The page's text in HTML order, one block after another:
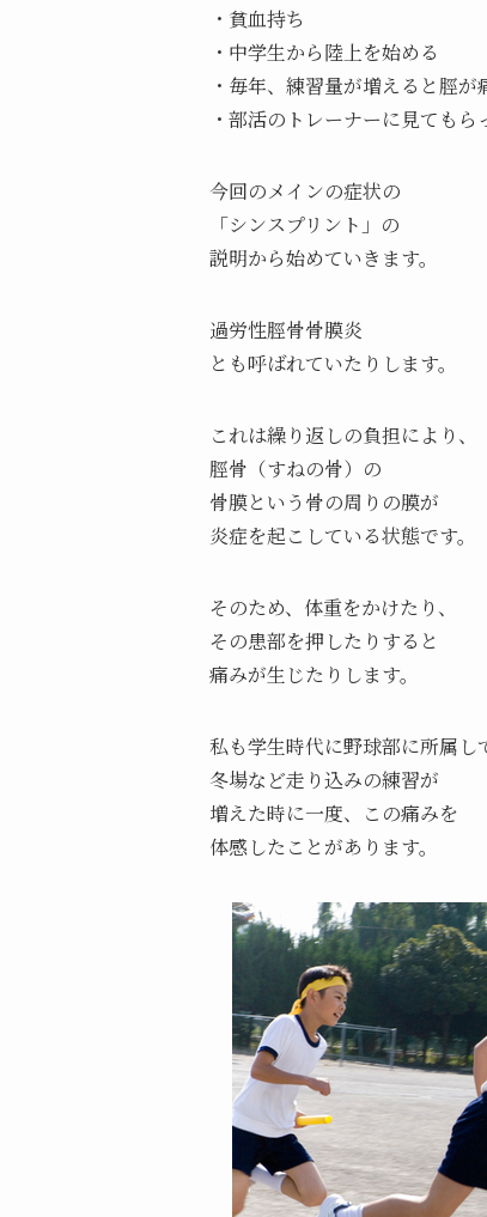
・貧血持ち
・中学生から陸上を始める
・毎年、練習量が増えると脛が
・部活のトレーナーに見てもら
今回のメインの症状の
「シンスプリント」の
説明から始めていきます。
過労性脛骨骨膜炎
とも呼ばれていたりします。
これは繰り返しの負担により、
脛骨（すねの骨）の
骨膜という骨の周りの膜が
炎症を起こしている状態です。
そのため、体重をかけたり、
その患部を押したりすると
痛みが生じたりします。
私も学生時代に野球部に所属し
冬場など走り込みの練習が
増えた時に一度、この痛みを
体感したことがあります。